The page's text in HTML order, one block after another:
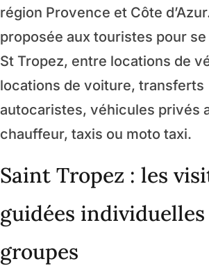
région Provence et Côte
proposée aux touristes pour
St Tropez, entre locations de
locations de voiture, transferts
autocaristes, véhicules privés
chauffeur, taxis ou moto taxi.
Saint Tropez : les
guidées
groupes